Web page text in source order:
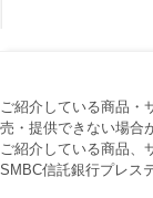
ご紹介している商品・
売・提供できない場合
ご紹介している商品、
SMBC信託銀行プレス